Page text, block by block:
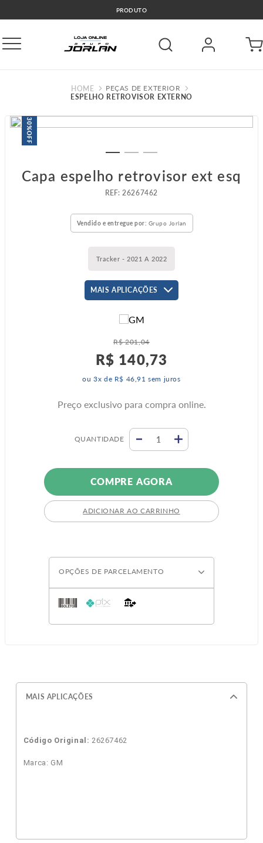
🚛COMPRE E RETIRE GRÁTIS GO
PEÇAS DE EXTERIOR
ESPELHO RETROVISOR EXTERNO
30%
OFF
Capa espelho retrovisor ext esq
:26267462
Vendido e entregue por: Grupo Jorlan
Tracker - 2021 A 2022
MAIS APLICAÇÕES
R$ 201,04
R$ 140,73
ou3x de R$ 46 ,91 sem juros
Preço exclusivo para compra online.
QUANTIDADE
COMPRE AGORA
ADICIONAR AO CARRINHO
OPÇÕES DE PARCELAMENTO
MAIS APLICAÇÕES
Código Original: 26267462
Marca: GM